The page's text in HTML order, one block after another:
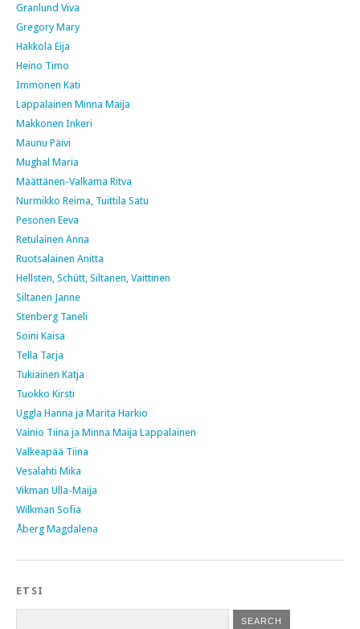
Granlund Viva
Gregory Mary
Hakkola Eija
Heino Timo
Immonen Kati
Lappalainen Minna Maija
Makkonen Inkeri
Maunu Päivi
Mughal Maria
Määttänen-Valkama Ritva
Nurmikko Reima, Tuittila Satu
Pesonen Eeva
Retulainen Anna
Ruotsalainen Anitta
Hellsten, Schütt, Siltanen, Vaittinen
Siltanen Janne
Stenberg Taneli
Soini Kaisa
Tella Tarja
Tukiainen Katja
Tuokko Kirsti
Uggla Hanna ja Marita Harkio
Vainio Tiina ja Minna Maija Lappalainen
Valkeapää Tiina
Vesalahti Mika
Vikman Ulla-Maija
Wilkman Sofia
Åberg Magdalena
ETSI